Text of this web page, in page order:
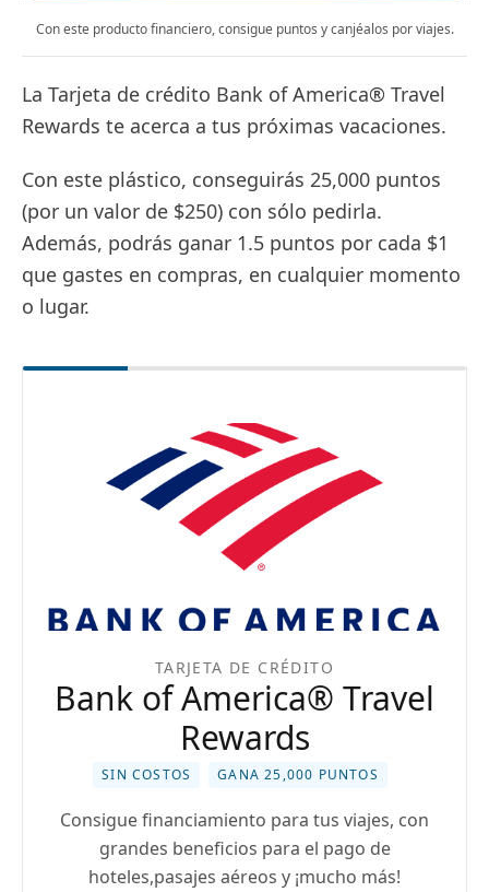
Con este producto financiero, consigue puntos y canjéalos por viajes.
La Tarjeta de crédito Bank of America® Travel
Rewards te acerca a tus próximas vacaciones.
Con este plástico, conseguirás 25,000 puntos
(por un valor de $250) con sólo pedirla.
Además, podrás ganar 1.5 puntos por cada $1
que gastes en compras, en cualquier momento
o lugar.
TARJETA DE CRÉDITO
Bank of America® Travel
Rewards
SIN COSTOS GANA 25,000 PUNTOS
Consigue financiamiento para tus viajes, con
grandes beneficios para el pago de
hoteles,pasajes aéreos y ¡mucho más!